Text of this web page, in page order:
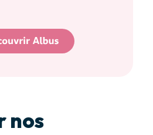
nos